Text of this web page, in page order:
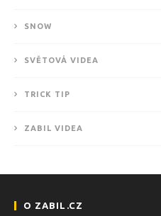
SNOW
SVĚTOVÁ VIDEA
TRICK TIP
ZABIL VIDEA
O ZABIL.CZ